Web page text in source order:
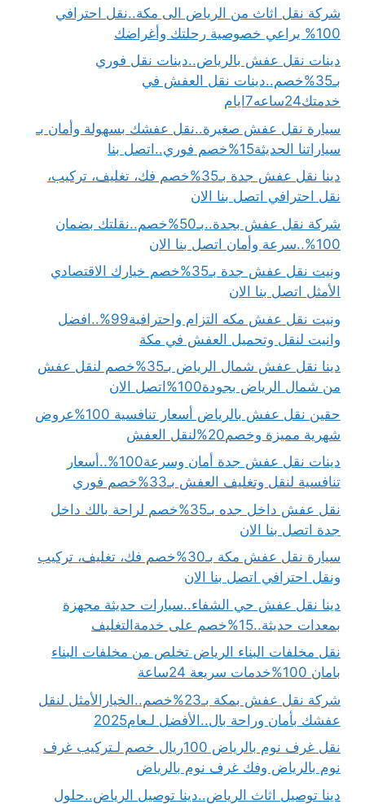
شركة نقل اثاث من الرياض الى مكة..نقل احترافي
100% يراعي خصوصية رحلتك وأغراضك
دينات نقل عفش بالرياض..دينات نقل فوري
بـ35%خصم..دينات نقل العفش في
خدمتك24ساعه7ايام
سيارة نقل عفش صغيرة..نقل عفشك بسهولة وأمان بـ
سياراتنا الحديثة15%خصم فوري..اتصل بنا
دينا نقل عفش جدة بـ35%خصم فك، تغليف، تركيب،
نقل احترافي اتصل بنا الان
شركة نقل عفش بجدة..بـ50%خصم..نقلتك بضمان
100%..سرعة وأمان اتصل بنا الان
ونيت نقل عفش جدة بـ35%خصم خيارك الاقتصادي
الأمثل اتصل بنا الان
ونيت نقل عفش مكه التزام واحترافية99%..افضل
وانيت لنقل وتحميل العفش في مكة
دينا نقل عفش شمال الرياض بـ35%خصم لنقل عفش
من شمال الرياض بجودة100%اتصل الان
حقين نقل عفش بالرياض أسعار تنافسية 100%عروض
شهرية مميزة وخصم20%لنقل العفش
دينات نقل عفش جدة أمان وسرعة100%..أسعار
تنافسية لنقل وتغليف العفش بـ33%خصم فوري
نقل عفش داخل جده بـ35%خصم لراحة بالك داخل
جدة اتصل بنا الان
سيارة نقل عفش مكة بـ30%خصم فك، تغليف، تركيب
ونقل احترافي اتصل بنا الان
دينا نقل عفش حي الشفاء..سيارات حديثة مجهزة
بمعدات حديثة..15%خصم على خدمةالتغليف
نقل مخلفات البناء الرياض تخلص من مخلفات البناء
بامان 100%خدمات سريعة 24ساعة
شركة نقل عفش بمكة بـ23%خصم..الخيارالأمثل لنقل
عفشك بأمان وراحة بال..الأفضل لـعام2025
نقل غرف نوم بالرياض 100ريال خصم لـتركيب غرف
نوم بالرياض وفك غرف نوم بالرياض
دينا توصيل اثاث الرياض..دينا توصيل الرياض..حلول